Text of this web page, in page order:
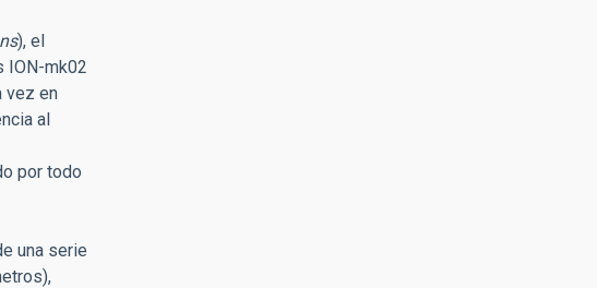
), el
ION-mk02
vez en
al
por todo
una serie